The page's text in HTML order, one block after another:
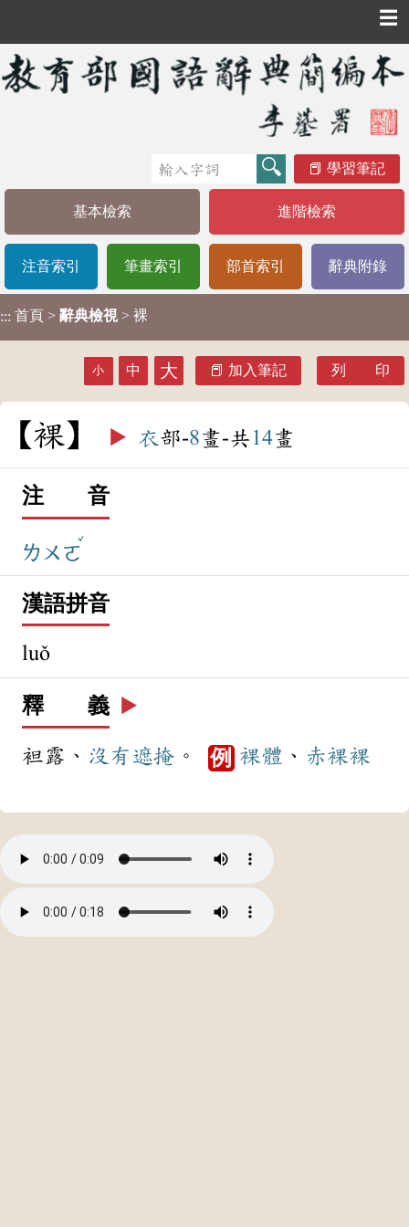
☰
學習筆記
基本檢索 進階檢索
注音索引 筆畫索引 部首索引 辭典附錄
::: 首頁 > 辭典檢視 > 裸
小 中 大 加入筆記 列 印
裸 ▶️ 衣部-8畫-共 14畫
注 音
ㄌㄨㄛ
ˇ
漢語拼音
luǒ
釋 義 ▶️
袒露、 沒有遮掩 。 例 裸體 、 赤裸裸